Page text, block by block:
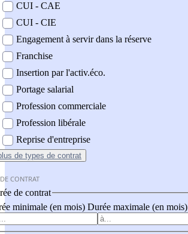
CUI - CAE
CUI - CIE
Engagement à servir dans la réserve
Franchise
Insertion par l'activ.éco.
Portage salarial
Profession commerciale
Profession libérale
Reprise d'entreprise
de types de contrat
CONTRAT
de contrat
minimale (en mois) Durée maximale (en mois)